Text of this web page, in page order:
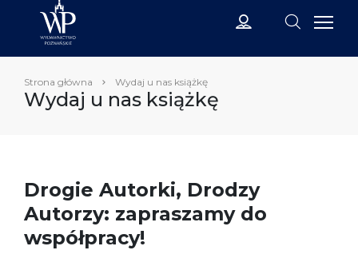
Strona główna Wydaj u nas książkę
Wydaj u nas książkę
Drogie Autorki, Drodzy
Autorzy: zapraszamy do
współpracy!